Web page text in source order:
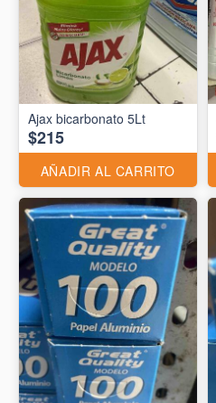
Ajax bicarbonato 5Lt
$215
AÑADIR AL CARRITO